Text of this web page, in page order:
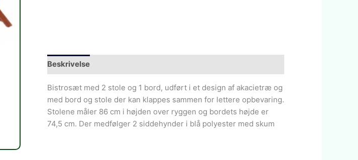
Beskrivelse
Bistrosæt med 2 stole og 1 bord, udført i et design af akacietræ og
med bord og stole der kan klappes sammen for lettere opbevaring.
Stolene måler 86 cm i højden over ryggen og bordets højde er
74,5 cm. Der medfølger 2 siddehynder i blå polyester med skum